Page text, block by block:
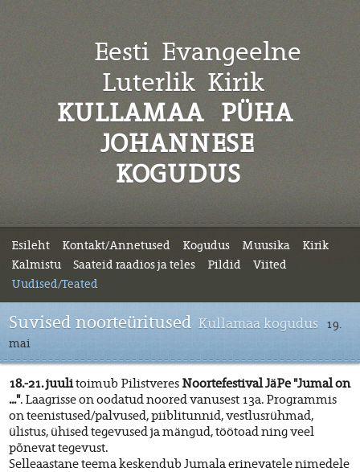
Eesti Evangeelne
Luterlik Kirik
KULLAMAA PÜHA
JOHANNESE
KOGUDUS
Esileht Kontakt/Annetused Kogudus Muusika
Kirik
Kalmistu
Saateid raadios ja teles Pildid
Viited
Uudised/Teated
Suvised noorteüritused Kullamaa kogudus
19.
mai
18.-21. juulitoimub Pilistveres Noortefestival JäPe "Jumal on
...". Laagrisse on oodatud noored vanusest 13a. Programmis
on teenistused/palvused, piiblitunnid, vestlusrühmad,
ülistus, ühised tegevused ja mängud, töötoad ning veel
põnevat tegevust.
Selleaastane teema keskendub Jumala erinevatele nimedele